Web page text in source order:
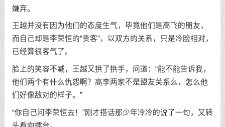
嫌弃。
王越并没有因为他们的态度生气，毕竟他们是高飞的朋友，
而自己却是李荣恒的“贵客”，以双方的关系，只是冷脸相对，
已经算很客气了。
脸上的笑容不减，王越又拱了拱手，问道：“能不能告诉我，
他们两个有什么仇怨啊？高李两家不是盟友关系么，怎么他
们好像敌对的样子。”
“你自己问李荣恒去！”刚才搭话那少年冷冷的说了一句，又转